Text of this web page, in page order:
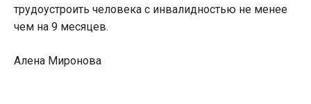
трудоустроить человека с инвалидностью не менее
чем на 9 месяцев.
Алена Миронова